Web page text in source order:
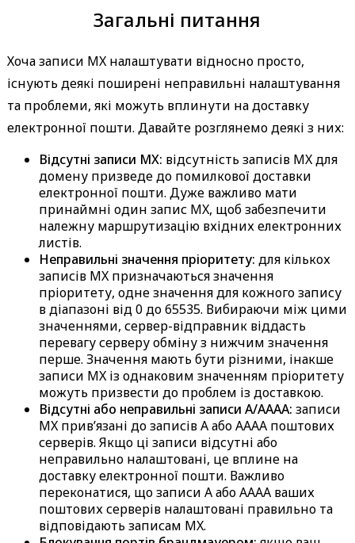
Загальні питання
Хоча записи MX налаштувати відносно просто,
існують деякі поширені неправильні налаштування
та проблеми, які можуть вплинути на доставку
електронної пошти. Давайте розглянемо деякі з них:
Відсутні записи MX: відсутність записів MX для
домену призведе до помилкової доставки
електронної пошти. Дуже важливо мати
принаймні один запис MX, щоб забезпечити
належну маршрутизацію вхідних електронних
листів.
Неправильні значення пріоритету: для кількох
записів MX призначаються значення
пріоритету, одне значення для кожного запису
в діапазоні від 0 до 65535. Вибираючи між цими
значеннями, сервер-відправник віддасть
перевагу серверу обміну з нижчим значення
перше. Значення мають бути різними, інакше
записи MX із однаковим значенням пріоритету
можуть призвести до проблем із доставкою.
Відсутні або неправильні записи A/AAAA: записи
MX прив’язані до записів A або AAAA поштових
серверів. Якщо ці записи відсутні або
неправильно налаштовані, це вплине на
доставку електронної пошти. Важливо
переконатися, що записи A або AAAA ваших
поштових серверів налаштовані правильно та
відповідають записам MX.